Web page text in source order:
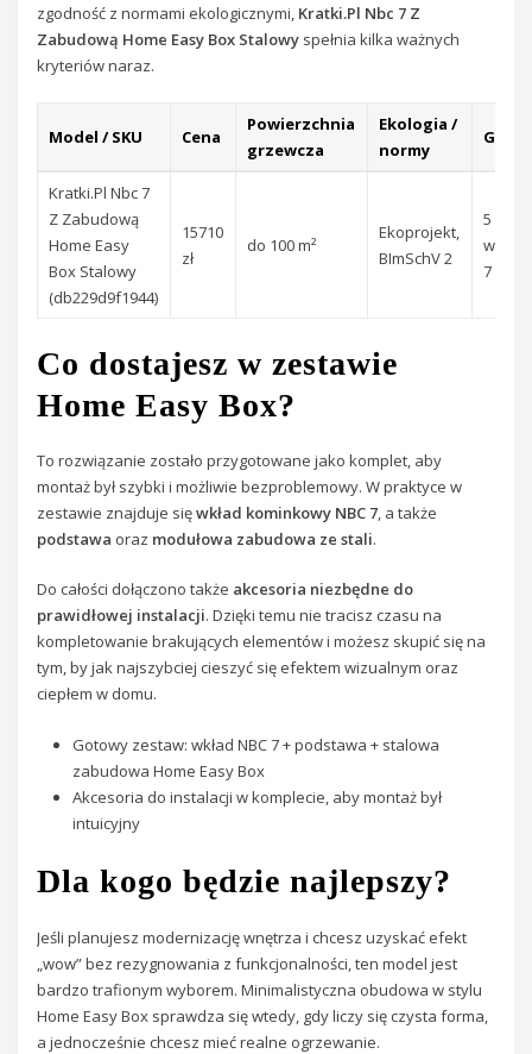
zgodność z normami ekologicznymi, Kratki.Pl Nbc 7 Z
Zabudową Home Easy Box Stalowy spełnia kilka ważnych
kryteriów naraz.
Model / SKU Cena
Powierzchnia
grzewcza
Ekologia /
normy
Kratki.Pl Nbc 7
Z Zabudową
Home Easy
Box Stalowy
(db229d9f1944)
15710
zł
do 100 m²
Ekoprojekt,
BImSchV 2
5 lat
wkład
7
Co dostajesz w zestawie
Home Easy Box?
To rozwiązanie zostało przygotowane jako komplet, aby
montaż był szybki i możliwie bezproblemowy. W praktyce w
zestawie znajduje sięwkład kominkowy NBC 7, a także
podstawa oraz modułowa zabudowa ze stali.
Do całości dołączono także akcesoria niezbędne do
prawidłowej instalacji. Dzięki temu nie tracisz czasu na
kompletowanie brakujących elementów i możesz skupić się na
tym, by jak najszybciej cieszyć się efektem wizualnym oraz
ciepłem w domu.
Gotowy zestaw: wkład NBC 7 + podstawa + stalowa
zabudowa Home Easy Box
Akcesoria do instalacji w komplecie, aby montaż był
intuicyjny
Dla kogo będzie najlepszy?
Jeśli planujesz modernizację wnętrza i chcesz uzyskać efekt
„wow” bez rezygnowania z funkcjonalności, ten model jest
bardzo trafionym wyborem. Minimalistyczna obudowa w stylu
Home Easy Box sprawdza się wtedy, gdy liczy się czysta forma,
a jednocześnie chcesz mieć realne ogrzewanie.